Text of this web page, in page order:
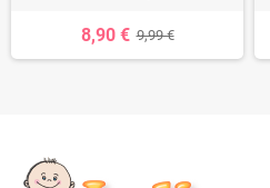
8,90 € 9,99 €